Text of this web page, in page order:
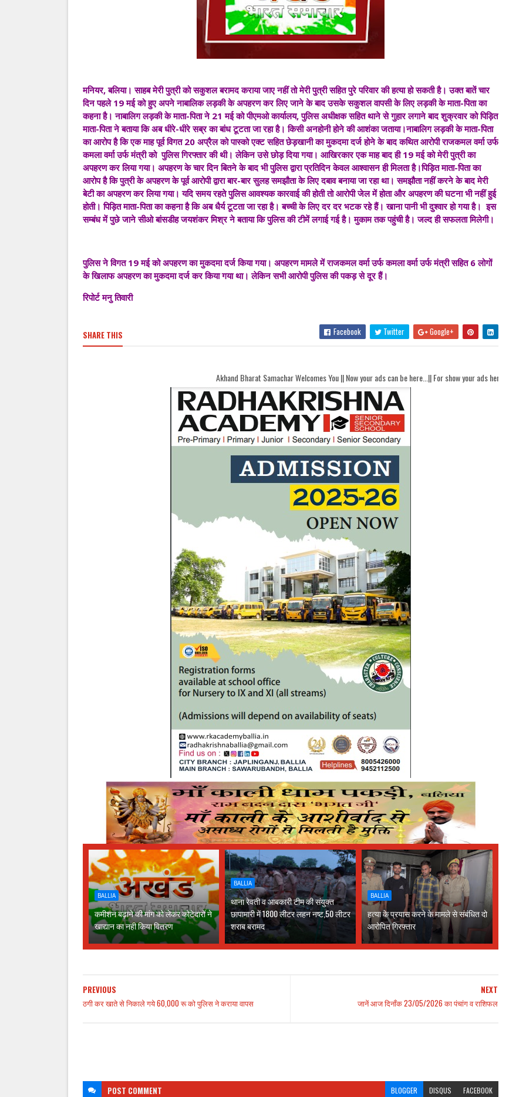
मनियर, बलिया। साहब मेरी पुत्री को सकुशल बरामद कराया जाए नहीं तो मेरी पुत्री सहित पुरे परिवार की हत्या हो सकती है। उक्त बातें चार
दिन पहले 19 मई को हुए अपने नाबालिक लड़की के अपहरण कर लिए जाने के बाद उसके सकुशल वापसी के लिए लड़की के माता-पिता का
कहना है। नाबालिग लड़की के माता-पिता ने 21 मई को पीएमओ कार्यालय, पुलिस अधीक्षक सहित थाने से गुहार लगाने बाद शुक्रवार को पिड़ित
माता-पिता ने बताया कि अब धीरे-धीरे सब्र का बांध टूटता जा रहा है। किसी अनहोनी होने की आशंका जताया।नाबालिग लड़की के माता-पिता
का आरोप है कि एक माह पूर्व विगत 20 अप्रैल को पास्को एक्ट सहित छेड़खानी का मुकदमा दर्ज होने के बाद कथित आरोपी राजकमल वर्मा उर्फ
कमला वर्मा उर्फ मंत्री को पुलिस गिरफ्तार की थी। लेकिन उसे छोड़ दिया गया। आखिरकार एक माह बाद ही 19 मई को मेरी पुत्री का
अपहरण कर लिया गया। अपहरण के चार दिन बितने के बाद भी पुलिस द्वारा प्रतिदिन केवल आश्वासन ही मिलता है।पिड़ित माता-पिता का
आरोप है कि पुत्री के अपहरण के पूर्व आरोपी द्वारा बार-बार सुलह समझौता के लिए दबाव बनाया जा रहा था। समझौता नहीं करने के बाद मेरी
बेटी का अपहरण कर लिया गया। यदि समय रहते पुलिस आवश्यक कारवाई की होती तो आरोपी जेल में होता और अपहरण की घटना भी नहीं हुई
होती। पिड़ित माता-पिता का कहना है कि अब धैर्य टूटता जा रहा है। बच्ची के लिए दर दर भटक रहे हैं। खाना पानी भी दुश्वार हो गया है। इस
सम्बंध में पुछे जाने सीओ बांसडीह जयशंकर मिश्र ने बताया कि पुलिस की टीमें लगाई गई है। मुकाम तक पहुंची है। जल्द ही सफलता मिलेगी।
पुलिस ने विगत 19 मई को अपहरण का मुकदमा दर्ज किया गया। अपहरण मामले में राजकमल वर्मा उर्फ कमला वर्मा उर्फ मंत्री सहित 6 लोगों
के खिलाफ अपहरण का मुकदमा दर्ज कर किया गया था। लेकिन सभी आरोपी पुलिस की पकड़ से दूर हैं।
रिपोर्ट मनु तिवारी
SHARE THIS Facebook Twitter Google+
Akhand Bharat Samachar Welcomes You || Now your ads can be here...|| For show your ads here contact
BALLIA
कमीशन बढ़ाने की मांग को लेकर कोटेदारों ने
खाद्यान का नही किया वितरण
BALLIA
थाना रेवती व आबकारी टीम की संयुक्त
छापामारी में 1800 लीटर लहन नष्ट,50 लीटर
शराब बरामद
BALLIA
हत्या के प्रयास करने के मामले से संबंधित दो
आरोपित गिरफ्तार
NEXT
जानें आज दिनाँक 23/05/2026 का पंचांग व राशिफल
PREVIOUS
ठगी कर खाते से निकाले गये 60,000 रू को पुलिस ने कराया वापस
POST COMMENT BLOGGER DISQUS FACEBOOK